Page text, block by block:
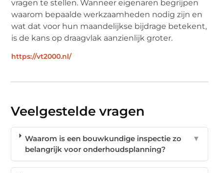
vragen te stellen. Wanneer eigenaren begrijpen
waarom bepaalde werkzaamheden nodig zijn en
wat dat voor hun maandelijkse bijdrage betekent,
is de kans op draagvlak aanzienlijk groter.
https://vt2000.nl/
Veelgestelde vragen
Waarom is een bouwkundige inspectie zo
belangrijk voor onderhoudsplanning?
▼